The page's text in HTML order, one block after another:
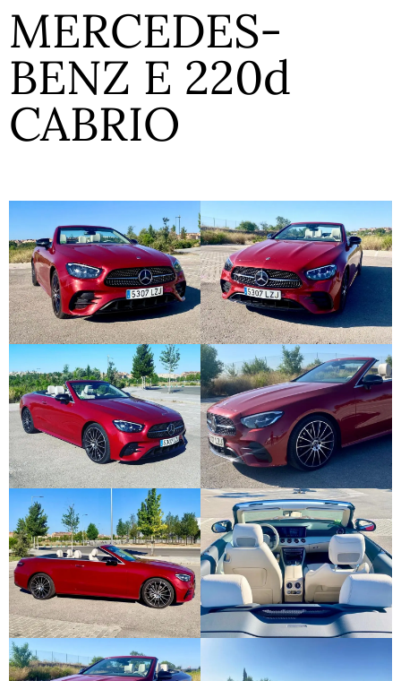
MERCEDES-
BENZ E 220d
CABRIO